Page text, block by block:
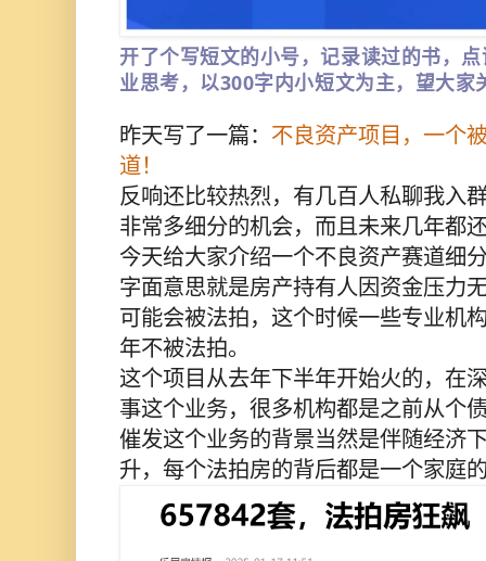
开了个写短文的小号，记录读过的书，
业思考，以300字内小短文为主，望大家
昨天写了一篇： 不良资产项目，一个
道！
反响还比较热烈，有几百人私聊我入
非常多细分的机会，而且未来几年都
今天给大家介绍一个不良资产赛道细
字面意思就是房产持有人因资金压力
可能会被法拍，这个时候一些专业机
年不被法拍。
这个项目从去年下半年开始火的，在
事这个业务，很多机构都是之前从个
催发这个业务的背景当然是伴随经济
升，每个法拍房的背后都是一个家庭